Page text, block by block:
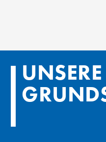
UNSERE